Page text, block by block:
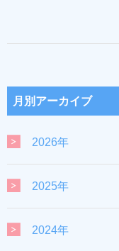
月別アーカイブ
2026年
2025年
2024年